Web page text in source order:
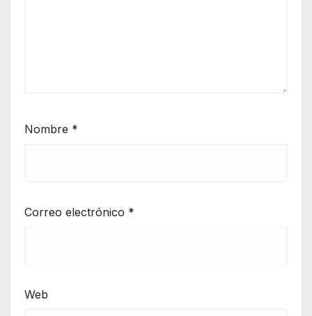
Nombre *
Correo electrónico *
Web